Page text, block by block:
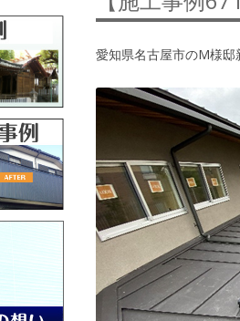
愛知県名古屋市のM様